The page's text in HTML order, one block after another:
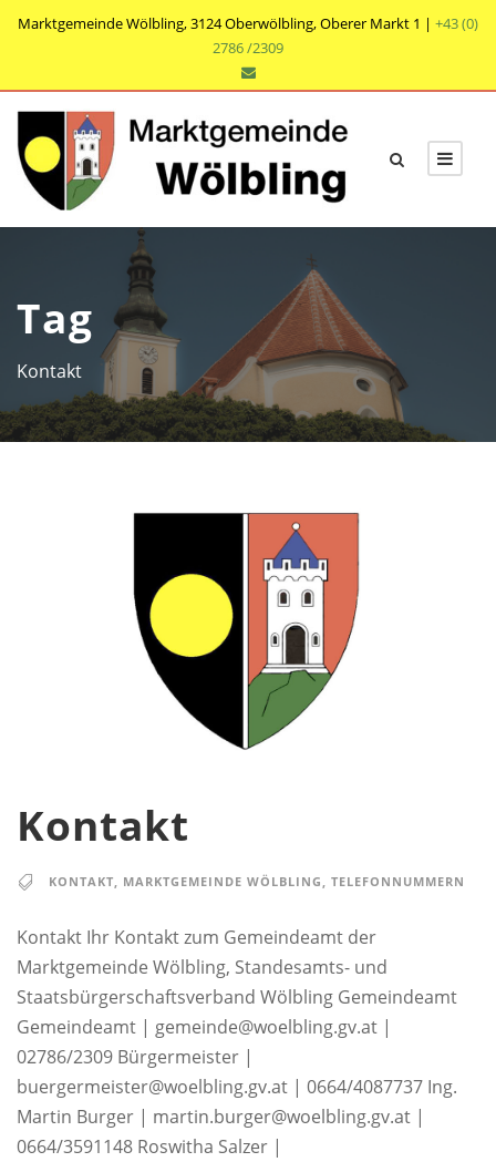
Marktgemeinde Wölbling, 3124 Oberwölbling, Oberer Markt 1 | +43 (0)
2786 /2309
Tag
Kontakt
Kontakt
KONTAKT MARKTGEMEINDE WÖLBLING TELEFONNUMMERN
Kontakt Ihr Kontakt zum Gemeindeamt der
Marktgemeinde Wölbling, Standesamts- und
Staatsbürgerschaftsverband Wölbling Gemeindeamt
Gemeindeamt | gemeinde@woelbling.gv.at |
02786/2309 Bürgermeister |
buergermeister@woelbling.gv.at | 0664/4087737 Ing.
Martin Burger | martin.burger@woelbling.gv.at |
0664/3591148 Roswitha Salzer |